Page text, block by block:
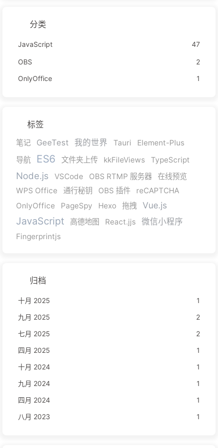
分类
JavaScript 47
OBS
2
OnlyOffice
1
标签
笔记 GeeTest 我的世界 Tauri
Element-Plus
导航
ES6 文件夹上传 kkFileViews TypeScript
Node.js VSCode OBS RTMP 服务器
在线预览
WPS Office
通行秘钥 OBS 插件
reCAPTCHA
OnlyOffice
PageSpy Hexo 拖拽 Vue.js
JavaScript 高德地图 React.jjs 微信小程序
Fingerprintjs
归档
十月 2025
1
九月 2025
2
七月 2025
2
四月 2025
1
十月 2024
1
九月 2024
1
四月 2024
1
八月 2023
1